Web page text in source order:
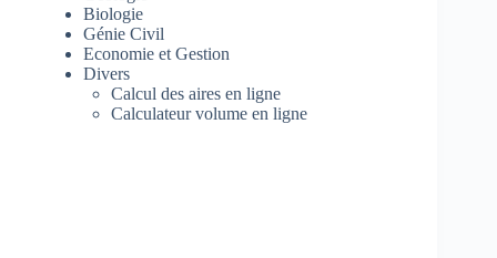
Biologie
Génie Civil
Economie et Gestion
Divers
Calcul des aires en ligne
Calculateur volume en ligne